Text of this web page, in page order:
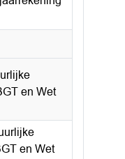
en Wet
en Wet